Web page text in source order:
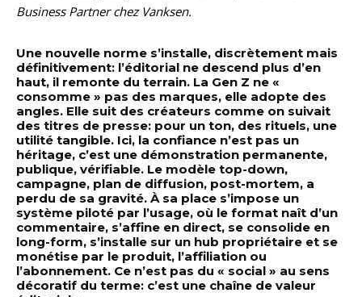
Business Partner chez Vanksen.
Une nouvelle norme s’installe, discrètement mais
définitivement: l’éditorial ne descend plus d’en
haut, il remonte du terrain. La Gen Z ne «
consomme » pas des marques, elle adopte des
angles. Elle suit des créateurs comme on suivait
des titres de presse: pour un ton, des rituels, une
utilité tangible. Ici, la confiance n’est pas un
héritage, c’est une démonstration permanente,
publique, vérifiable. Le modèle top-down,
campagne, plan de diffusion, post-mortem, a
perdu de sa gravité. À sa place s’impose un
système piloté par l’usage, où le format naît d’un
commentaire, s’affine en direct, se consolide en
long-form, s’installe sur un hub propriétaire et se
monétise par le produit, l’affiliation ou
l’abonnement. Ce n’est pas du « social » au sens
décoratif du terme: c’est une chaîne de valeur